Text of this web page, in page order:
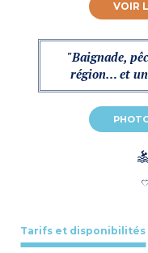
VOIR
"Baignade,
région… et un
Tarifs et disponibilités